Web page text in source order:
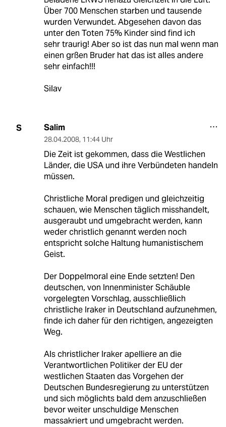
Über 700 Menschen starben und tausende
wurden Verwundet. Abgesehen davon das
unter den Toten 75% Kinder sind find ich
sehr traurig! Aber so ist das nun mal wenn man
einen grßen Bruder hat das ist alles andere
sehr einfach!!!
Silav
S Salim
28.04.2008, 11:44 Uhr
Die Zeit ist gekommen, dass die Westlichen
Länder, die USA und ihre Verbündeten handeln
müssen.
Christliche Moral predigen und gleichzeitig
schauen, wie Menschen täglich misshandelt,
ausgeraubt und umgebracht werden, kann
weder christlich genannt werden noch
entspricht solche Haltung humanistischem
Geist.
Der Doppelmoral eine Ende setzten! Den
deutschen, von Innenminister Schäuble
vorgelegten Vorschlag, ausschließlich
christliche Iraker in Deutschland aufzunehmen,
finde ich daher für den richtigen, angezeigten
Weg.
Als christlicher Iraker apelliere an die
Verantwortlichen Politiker der EU der
westlichen Staaten das Vorgehen der
Deutschen Bundesregierung zu unterstützen
und sich möglichts bald dem anzuschließen
bevor weiter unschuldige Menschen
massakriert und umgebracht werden.